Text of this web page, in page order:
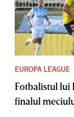
EUROPA LEAGUE
Fotbalistul lui
finalul